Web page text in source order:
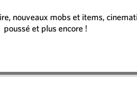
nouveaux mobs et items,
poussé et plus encore !